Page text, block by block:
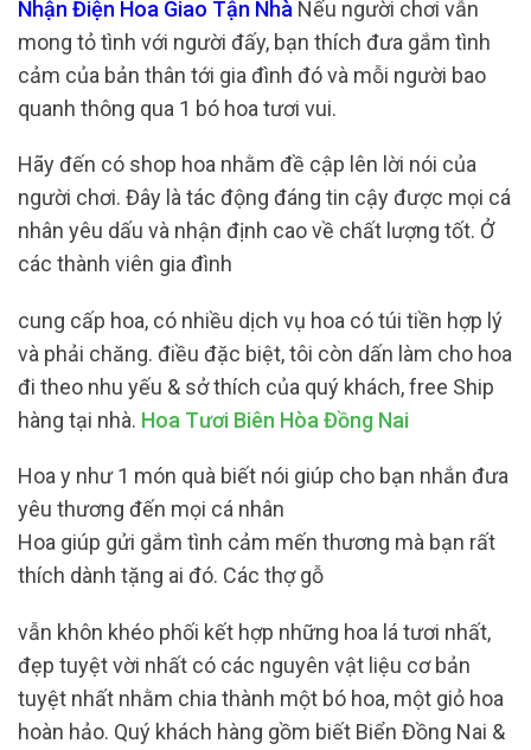
Nhận Điện Hoa Giao Tận Nhà Nếu người chơi vẫn
mong tỏ tình với người đấy, bạn thích đưa gắm tình
cảm của bản thân tới gia đình đó và mỗi người bao
quanh thông qua 1 bó hoa tươi vui.
Hãy đến có shop hoa nhằm đề cập lên lời nói của
người chơi. Đây là tác động đáng tin cậy được mọi cá
nhân yêu dấu và nhận định cao về chất lượng tốt. Ở
các thành viên gia đình
cung cấp hoa, có nhiều dịch vụ hoa có túi tiền hợp lý
và phải chăng. điều đặc biệt, tôi còn dấn làm cho hoa
đi theo nhu yếu & sở thích của quý khách, free Ship
hàng tại nhà. Hoa Tươi Biên Hòa Đồng Nai
Hoa y như 1 món quà biết nói giúp cho bạn nhắn đưa
yêu thương đến mọi cá nhân
Hoa giúp gửi gắm tình cảm mến thương mà bạn rất
thích dành tặng ai đó. Các thợ gỗ
vẫn khôn khéo phối kết hợp những hoa lá tươi nhất,
đẹp tuyệt vời nhất có các nguyên vật liệu cơ bản
tuyệt nhất nhằm chia thành một bó hoa, một giỏ hoa
hoàn hảo. Quý khách hàng gồm biết Biển Đồng Nai &